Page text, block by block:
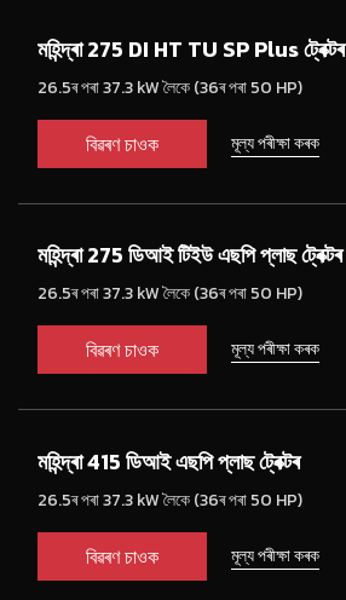
মহিন্দ্ৰা 275 DI HT TU SP Plus ট্ৰেক্টৰ
26.5ৰ পৰা 37.3 kW লৈকে (36ৰ পৰা 50 HP)
বিৱৰণ চাওক মূল্য পৰীক্ষা কৰক
মহিন্দ্ৰা 275 ডিআই টিইউ এছপি প্লাছ ট্ৰেক্টৰ
26.5ৰ পৰা 37.3 kW লৈকে (36ৰ পৰা 50 HP)
বিৱৰণ চাওক মূল্য পৰীক্ষা কৰক
মহিন্দ্ৰা 415 ডিআই এছপি প্লাছ ট্ৰেক্টৰ
26.5ৰ পৰা 37.3 kW লৈকে (36ৰ পৰা 50 HP)
বিৱৰণ চাওক মূল্য পৰীক্ষা কৰক